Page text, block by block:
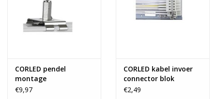
CORLED pendel
montage
€9,97
CORLED kabel invoer
connector blok
€2,49